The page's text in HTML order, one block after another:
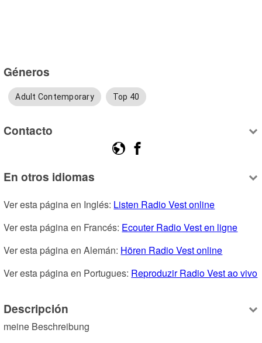
Géneros
Adult Contemporary Top 40
Contacto
En otros idiomas
Ver esta página en Inglés: Listen Radio Vest online
Ver esta página en Francés: Ecouter Radio Vest en ligne
Ver esta página en Alemán: Hören Radio Vest online
Ver esta página en Portugues: Reproduzir Radio Vest ao vivo
Descripción
meine Beschreibung